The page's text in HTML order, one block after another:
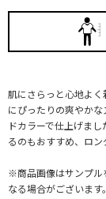
肌にさらっと心地よ
にぴったりの爽やか
ドカラーで仕上げま
るのもおすすめ、ロン
※商品画像はサンプル
なる場合がございます